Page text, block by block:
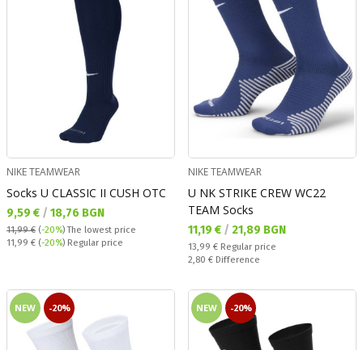
NIKE TEAMWEAR
Socks U CLASSIC II CUSH OTC
Текуща цена:
9,59 € / 18,76 BGN
11,99 € (-20%)The lowest price
Regular price:
11,99 € (-20%) Regular price
NIKE TEAMWEAR
U NK STRIKE CREW WC22
TEAM Socks
Текуща цена:
11,19 € / 21,89 BGN
Regular price:
13,99 € Regular price
Спестявате:
2,80 € Difference
NEW -20% NEW -20%